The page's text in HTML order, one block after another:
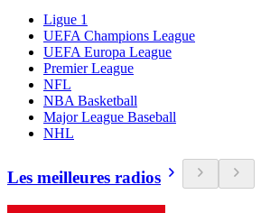
Ligue 1
UEFA Champions League
UEFA Europa League
Premier League
NFL
NBA Basketball
Major League Baseball
NHL
Les meilleures radios